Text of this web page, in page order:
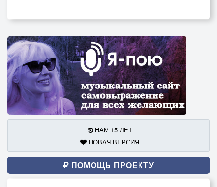
НАМ 15 ЛЕТ
НОВАЯ ВЕРСИЯ
ПОМОЩЬ ПРОЕКТУ